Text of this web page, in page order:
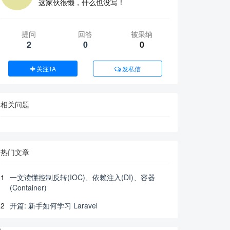
这家伙很懒，什么也没写！
提问
2
回答
0
被采纳
0
关注TA 发私信
相关问题
热门文章
1
一文读懂控制反转(IOC)、依赖注入(DI)、容器
(Container)
2 开篇: 新手如何学习 Laravel